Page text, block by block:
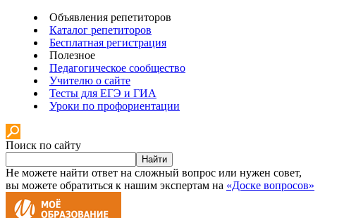
Объявления репетиторов
Каталог репетиторов
Бесплатная регистрация
Полезное
Педагогическое сообщество
Учителю о сайте
Тесты для ЕГЭ и ГИА
Уроки по профориентации
Поиск по сайту
Найти
Не можете найти ответ на сложный вопрос или нужен совет,
вы можете обратиться к нашим экспертам на «Доске вопросов»